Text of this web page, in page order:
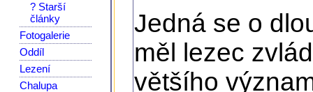
? Starší
články
Fotogalerie
Oddíl
Lezení
Chalupa
Jedná se o
měl lezec
většího